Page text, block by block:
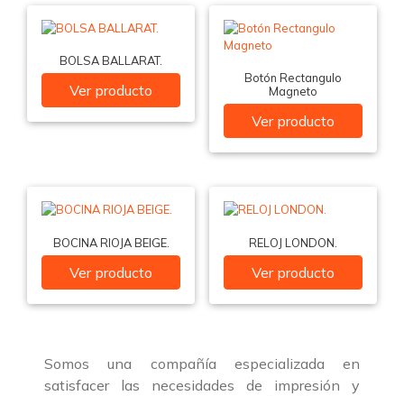
BOLSA BALLARAT.
Ver producto
Botón Rectangulo
Magneto
Ver producto
BOCINA RIOJA BEIGE.
Ver producto
RELOJ LONDON.
Ver producto
Somos una compañía especializada en
satisfacer las necesidades de impresión y